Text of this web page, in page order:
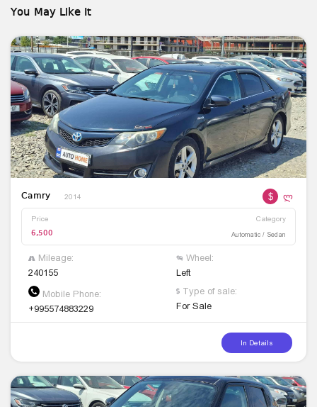
You May Like It
Camry 2014 $ ლ
Price Category
6,500 Automatic / Sedan
Mileage:
240155
Wheel:
Left
Mobile Phone:
+995574883229
Type of sale:
For Sale
In Details